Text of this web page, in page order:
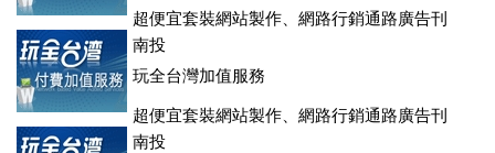
超便宜套裝網站製作、網路行銷通路廣告刊
登、訂房系統、客房委託旅行社銷售，全面優惠中....
南投
玩全台灣加值服務
超便宜套裝網站製作、網路行銷通路廣告刊
登、訂房系統、客房委託旅行社銷售，全面優惠中....
南投